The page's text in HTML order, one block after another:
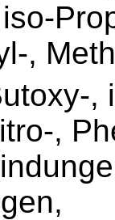
,
,
,